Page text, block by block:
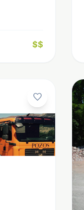
$$
favorite